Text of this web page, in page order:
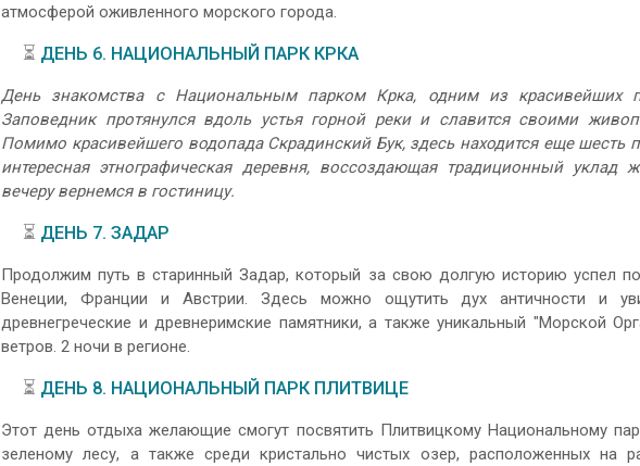
атмосферой оживленного морского города.
⏳ ДЕНЬ 6. НАЦИОНАЛЬНЫЙ ПАРК КРКА
День знакомства с Национальным парком Крка, одним из красивейших
Заповедник протянулся вдоль устья горной реки и славится своими
Помимо красивейшего водопада Скрадинский Бук, здесь находится еще шесть
интересная этнографическая деревня, воссоздающая традиционный уклад
вечеру вернемся в гостиницу.
⏳ ДЕНЬ 7. ЗАДАР
Продолжим путь в старинный Задар, который за свою долгую историю успел
Венеции, Франции и Австрии. Здесь можно ощутить дух античности и
древнегреческие и древнеримские памятники, а также уникальный "Морской
ветров. 2 ночи в регионе.
⏳ ДЕНЬ 8. НАЦИОНАЛЬНЫЙ ПАРК ПЛИТВИЦЕ
Этот день отдыха желающие смогут посвятить Плитвицкому Национальному
зеленому лесу, а также среди кристально чистых озер, расположенных на